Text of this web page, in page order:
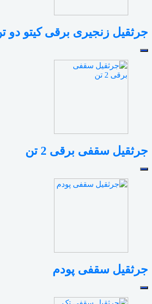
جرثقیل زنجیری برقی کیتو دو
جرثقیل سقفی برقی 2 تن
جرثقیل سقفی پودم